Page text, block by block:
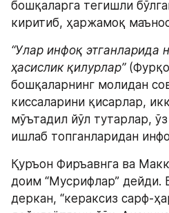
бошқаларга тегишли
киритиб, ҳаржамоқ
“Улар инфоқ этганларида
ҳасислик қилурлар”
бошқаларнинг молидан
киссаларини қисарлар,
мўътадил йўл тутарлар,
ишлаб топганларидан
Қуръон Фиръавнга ва
доим “Мусрифлар” дейди.
деркан, “кераксиз сарф-